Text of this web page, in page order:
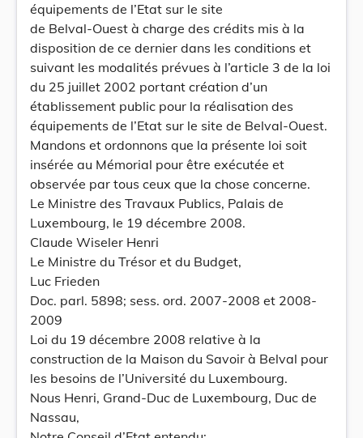
équipements de l’Etat sur le site
de Belval-Ouest à charge des crédits mis à la
disposition de ce dernier dans les conditions et
suivant les modalités prévues à l’article 3 de la loi
du 25 juillet 2002 portant création d’un
établissement public pour la réalisation des
équipements de l’Etat sur le site de Belval-Ouest.
Mandons et ordonnons que la présente loi soit
insérée au Mémorial pour être exécutée et
observée par tous ceux que la chose concerne.
Le Ministre des Travaux Publics, Palais de
Luxembourg, le 19 décembre 2008.
Claude Wiseler Henri
Le Ministre du Trésor et du Budget,
Luc Frieden
Doc. parl. 5898; sess. ord. 2007-2008 et 2008-
2009
Loi du 19 décembre 2008 relative à la
construction de la Maison du Savoir à Belval pour
les besoins de l’Université du Luxembourg.
Nous Henri, Grand-Duc de Luxembourg, Duc de
Nassau,